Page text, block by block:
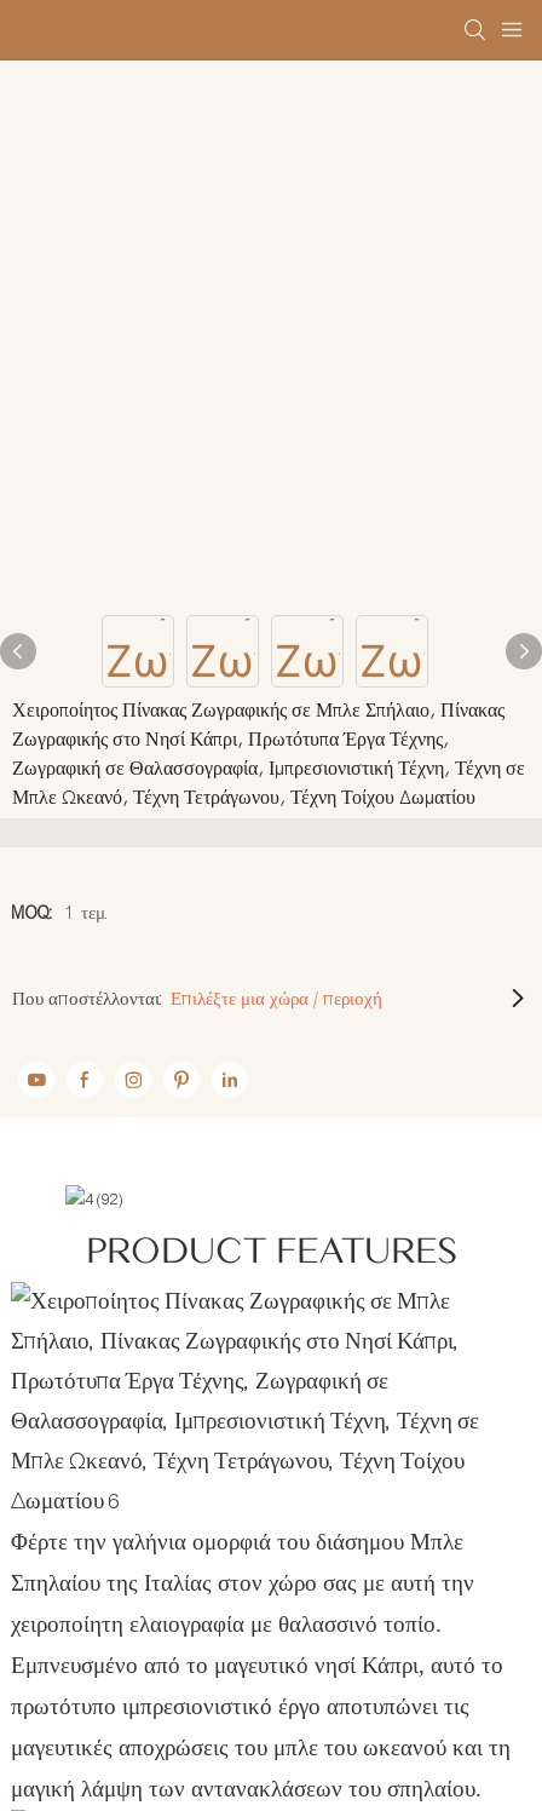
Χειροποίητος Πίνακας Ζωγραφικής σε Μπλε Σπήλαιο, Πίνακας
Ζωγραφικής στο Νησί Κάπρι, Πρωτότυπα Έργα Τέχνης,
Ζωγραφική σε Θαλασσογραφία, Ιμπρεσιονιστική Τέχνη, Τέχνη σε
Μπλε Ωκεανό, Τέχνη Τετράγωνου, Τέχνη Τοίχου Δωματίου
MOQ: 1 τεμ.
Που αποστέλλονται: Επιλέξτε μια χώρα / περιοχή
PRODUCT FEATURES
Φέρτε την γαλήνια ομορφιά του διάσημου Μπλε
Σπηλαίου της Ιταλίας στον χώρο σας με αυτή την
χειροποίητη ελαιογραφία με θαλασσινό τοπίο.
Εμπνευσμένο από το μαγευτικό νησί Κάπρι, αυτό το
πρωτότυπο ιμπρεσιονιστικό έργο αποτυπώνει τις
μαγευτικές αποχρώσεις του μπλε του ωκεανού και τη
μαγική λάμψη των αντανακλάσεων του σπηλαίου.